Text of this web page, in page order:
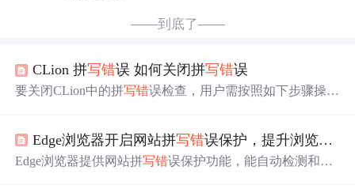
——到底了——
CLion 拼写错误 如何关闭拼写错误
要关闭CLion中的拼写错误检查，用户需按照如下步骤操
Edge浏览器开启网站拼写错误保护，提升浏览体验
Edge浏览器提供网站拼写错误保护功能，能自动检测和纠